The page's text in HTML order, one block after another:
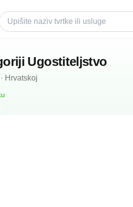
Ugostiteljstvo
· Hrvatskoj